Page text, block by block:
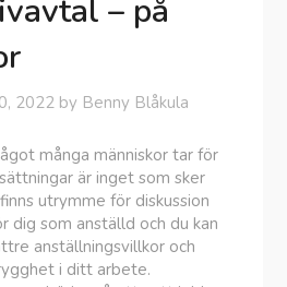
– på
2022 by Benny Blåkula
många människor tar för
är inget som sker
utrymme för diskussion
dig som anställd och du kan
anställningsvillkor och
i ditt arbete.